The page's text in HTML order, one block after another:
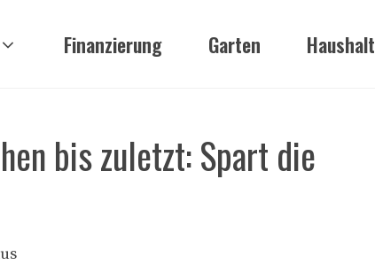
Finanzierung Garten Haushalt
bis zuletzt: Spart die